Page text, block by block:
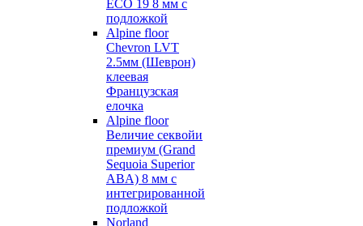
ECO 19 8 мм с
подложкой
Alpine floor
Chevron LVT
2.5мм (Шеврон)
клеевая
Французская
елочка
Alpine floor
Величие секвойи
премиум (Grand
Sequoia Superior
ABA) 8 мм с
интегрированной
подложкой
Norland